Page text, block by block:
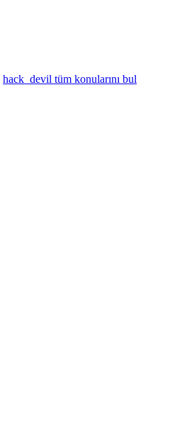
hack_devil tüm konularını bul